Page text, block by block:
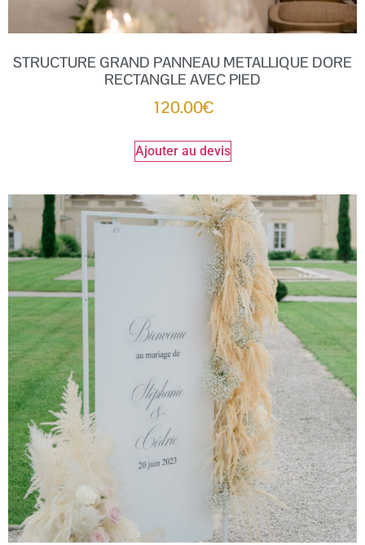
STRUCTURE GRAND PANNEAU METALLIQUE DORE
RECTANGLE AVEC PIED
120.00€
Ajouter au devis